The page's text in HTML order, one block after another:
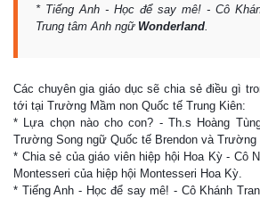
* Tiếng Anh - Học để say mê! - Cô
Trung tâm Anh ngữ Wonderland.
Các chuyên gia giáo dục sẽ chia sẻ điều gì
tới tại Trường Mầm non Quốc tế Trung Kiên:
* Lựa chọn nào cho con? - Th.s Hoàng
Trường Song ngữ Quốc tế Brendon và Trường
* Chia sẻ của giáo viên hiệp hội Hoa Kỳ - Cô
Montesseri của hiệp hội Montesseri Hoa Kỳ.
* Tiếng Anh - Học để say mê! - Cô Khánh